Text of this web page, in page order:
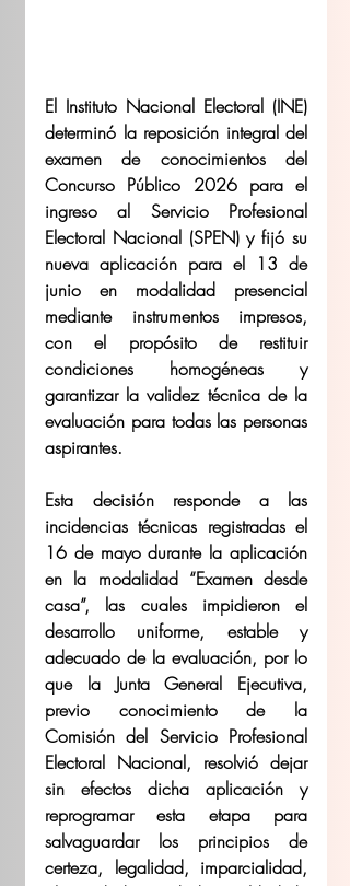
El Instituto Nacional Electoral (INE)
determinó la reposición integral del
examen de conocimientos del
Concurso Público 2026 para el
ingreso al Servicio Profesional
Electoral Nacional (SPEN) y fijó su
nueva aplicación para el 13 de
junio en modalidad presencial
mediante instrumentos impresos,
con el propósito de restituir
condiciones homogéneas y
garantizar la validez técnica de la
evaluación para todas las personas
aspirantes.
Esta decisión responde a las
incidencias técnicas registradas el
16 de mayo durante la aplicación
en la modalidad “Examen desde
casa”, las cuales impidieron el
desarrollo uniforme, estable y
adecuado de la evaluación, por lo
que la Junta General Ejecutiva,
previo conocimiento de la
Comisión del Servicio Profesional
Electoral Nacional, resolvió dejar
sin efectos dicha aplicación y
reprogramar esta etapa para
salvaguardar los principios de
certeza, legalidad, imparcialidad,